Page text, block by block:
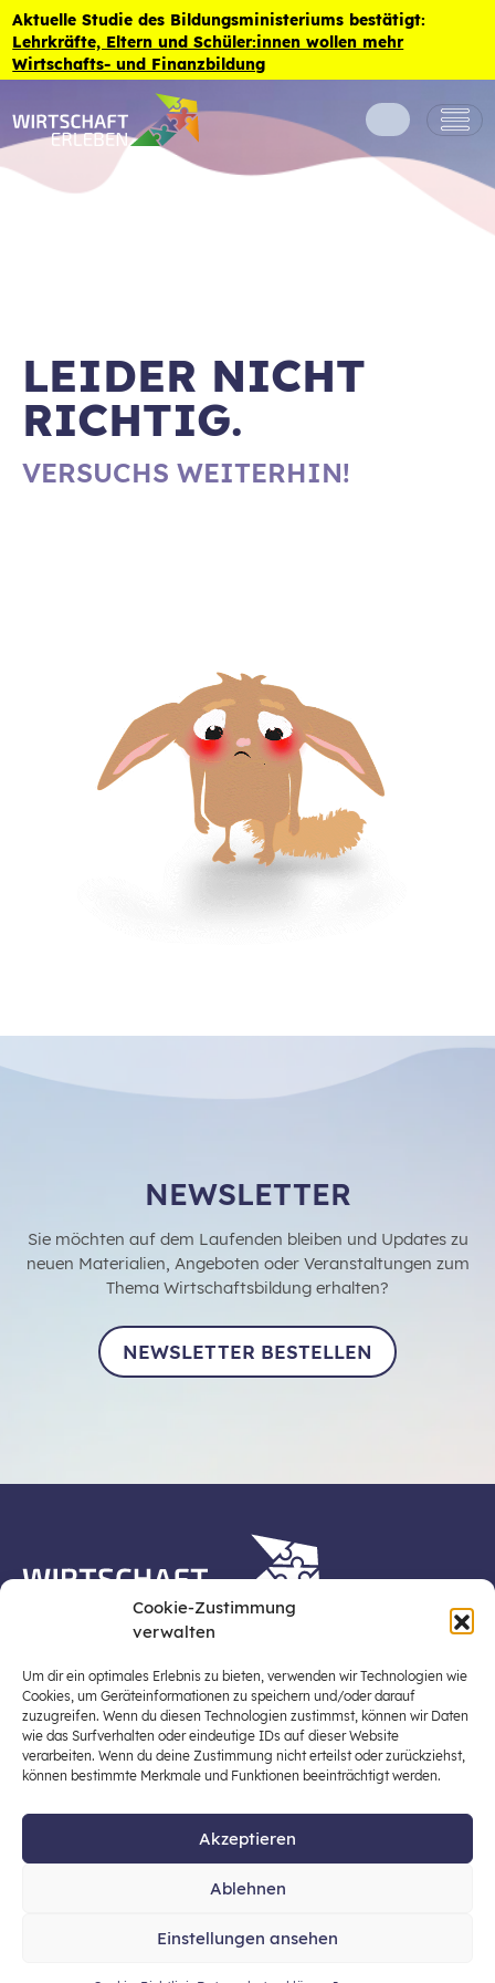
Cookie-Zustimmung
verwalten
Um dir ein optimales Erlebnis zu bieten, verwenden wir Technologien wie
Cookies, um Geräteinformationen zu speichern und/oder darauf
zuzugreifen. Wenn du diesen Technologien zustimmst, können wir Daten
wie das Surfverhalten oder eindeutige IDs auf dieser Website
verarbeiten. Wenn du deine Zustimmung nicht erteilst oder zurückziehst,
können bestimmte Merkmale und Funktionen beeinträchtigt werden.
Akzeptieren
Ablehnen
Einstellungen ansehen
Zum Inhalt der Seite springen
Aktuelle Studie des Bildungsministeriums bestätigt:
Lehrkräfte, Eltern und Schüler:innen wollen mehr
Wirtschafts- und Finanzbildung
LEIDER NICHT
RICHTIG.
VERSUCHS WEITERHIN!
NEWSLETTER
Sie möchten auf dem Laufenden bleiben und Updates zu
neuen Materialien, Angeboten oder Veranstaltungen zum
Thema Wirtschaftsbildung erhalten?
NEWSLETTER BESTELLEN
Stiftung für Wirtschaftsbildung, Österreichs zentraler
Plattform für die Stärkung und Verbreiterung einer
lebensweltbezogenen und verantwortungsvollen
Wirtschaftsbildung in der schulischen Allgemeinbildung
(Fokus: Sekundarstufe I).
© 2026 Stiftung für Wirtschaftsbildung
Datenschutz